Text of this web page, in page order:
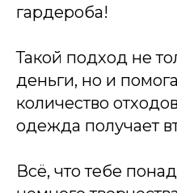
гардероба!
Такой подход не
деньги, но и
количество
одежда получает
Всё, что тебе